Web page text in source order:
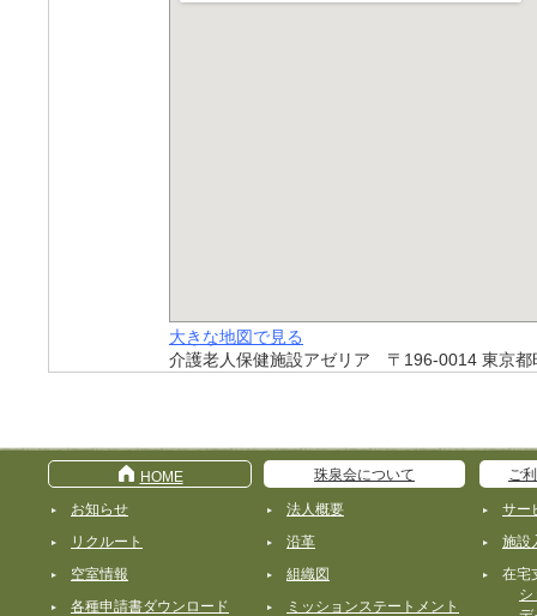
大きな地図で見る
介護老人保健施設アゼリア 〒196-0014 東京都
HOME
お知らせ
リクルート
空室情報
各種申請書ダウンロード
珠泉会について
法人概要
沿革
組織図
ミッションステートメント
ご
サー
施設
在宅
シ